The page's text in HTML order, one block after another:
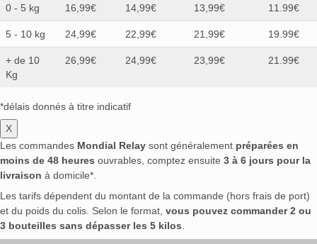
0 - 5 kg 16,99€ 14,99€ 13,99€ 11.99€
5 - 10 kg 24,99€ 22,99€ 21,99€ 19.99€
+ de 10
Kg
26,99€ 24,99€ 23,99€ 21.99€
*délais donnés à titre indicatif
X
Les commandes Mondial Relay sont généralement préparées en
moins de 48 heures ouvrables, comptez ensuite 3 à 6 jours pour la
livraison à domicile*.
Les tarifs dépendent du montant de la commande (hors frais de port)
et du poids du colis. Selon le format, vous pouvez commander 2 ou
3 bouteilles sans dépasser les 5 kilos